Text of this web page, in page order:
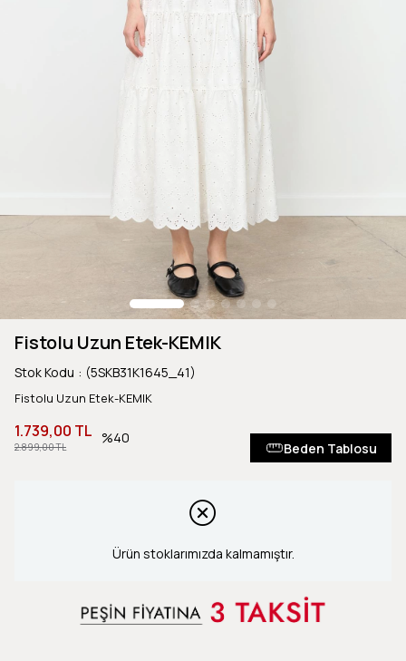
Fistolu Uzun Etek-KEMIK
Stok Kodu (5SKB31K1645_41)
Fistolu Uzun Etek-KEMIK
2.899,00 TL
1.739,00 TL 40
Beden Tablosu
Ürün stoklarımızda kalmamıştır.